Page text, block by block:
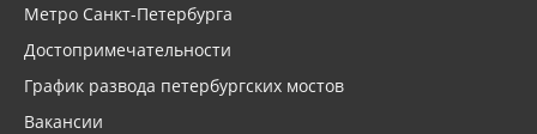
Метро Санкт-Петербурга
Достопримечательности
График развода петербургских мостов
Вакансии